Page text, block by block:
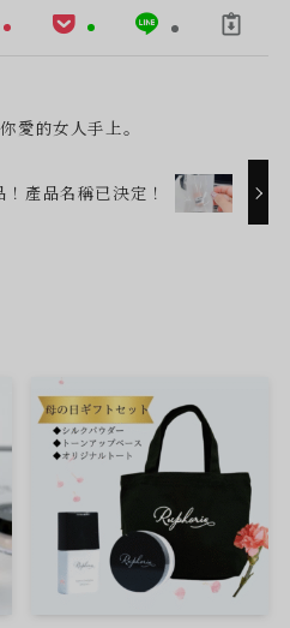
愛的女人手上。
產品名稱已決定！